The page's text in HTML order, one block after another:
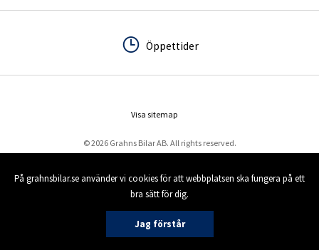
På grahnsbilar.se använder vi cookies för att webbplatsen ska fungera på ett
bra sätt för dig.
Jag förstår
Öppettider
Öppettider
© 2026 Grahns Bilar AB. All rights reserved.
Visa sitemap